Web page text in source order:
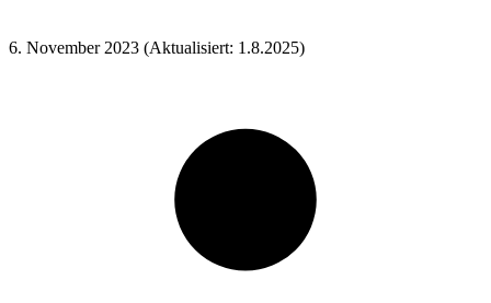
6. November 2023 (Aktualisiert: 1.8.2025)